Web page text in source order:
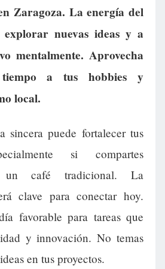
Zaragoza. La energía del
nuevas ideas y a
mentalmente. Aprovecha
a tus hobbies y
local.
sincera puede fortalecer tus
si compartes
un café tradicional. La
clave para conectar hoy.
favorable para tareas que
y innovación. No temas
en tus proyectos.